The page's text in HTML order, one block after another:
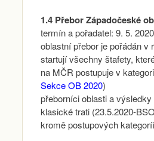
1.4 Přebor Západočeské
termín a pořadatel: 9. 5.
oblastní přebor je pořádán
startují všechny štafety,
na MČR postupuje v
Sekce OB 2020)
přeborníci oblasti a
klasické trati (23.5.2020-
kromě postupových